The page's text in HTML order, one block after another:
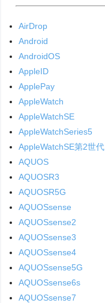
AirDrop
Android
AndroidOS
AppleID
ApplePay
AppleWatch
AppleWatchSE
AppleWatchSeries5
AppleWatchSE第2世代
AQUOS
AQUOSR3
AQUOSR5G
AQUOSsense
AQUOSsense2
AQUOSsense3
AQUOSsense4
AQUOSsense5G
AQUOSsense6s
AQUOSsense7